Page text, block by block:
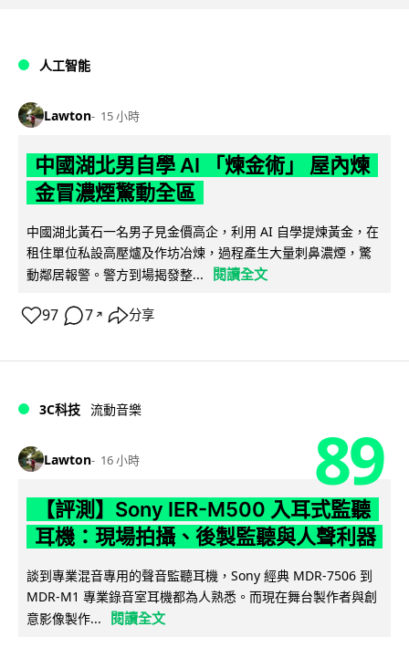
人工智能
Lawton 15 小時
中國湖北男自學 AI 「煉金術」 屋內煉
金冒濃煙驚動全區
中國湖北黃石一名男子見金價高企，利用 AI 自學提煉黃金，在
租住單位私設高壓爐及作坊冶煉，過程產生大量刺鼻濃煙，驚
動鄰居報警。警方到場揭發整...
閱讀全文
97 7 ↗ 分享
3C科技 流動音樂
Lawton 16 小時 89
【評測】Sony IER-M500 入耳式監聽
耳機：現場拍攝、後製監聽與人聲利器
談到專業混音專用的聲音監聽耳機，Sony 經典 MDR-7506 到
MDR-M1 專業錄音室耳機都為人熟悉。而現在舞台製作者與創
意影像製作...
閱讀全文